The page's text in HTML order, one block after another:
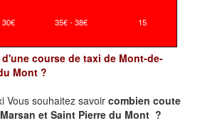
30€ 35€ - 38€ 15
course de taxi de Mont-de-
Mont ?
Vous souhaitez savoir combien coute
et Saint Pierre du Mont ?